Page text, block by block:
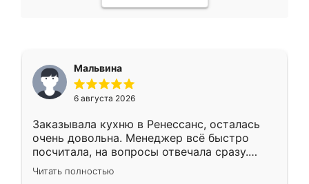
Мальвина
6 августа 2026
Заказывала кухню в Ренессанс, осталась
очень довольна. Менеджер всё быстро
посчитала, на вопросы отвечала сразу.
Замерщик приехал в субботу, подошёл к
делу со всей ответственностью. Собрали
Читать полностью